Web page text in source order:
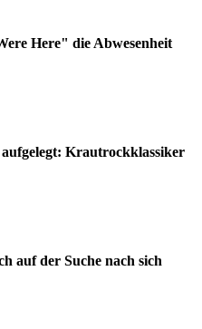
Here" die Abwesenheit
Krautrockklassiker
auf der Suche nach sich